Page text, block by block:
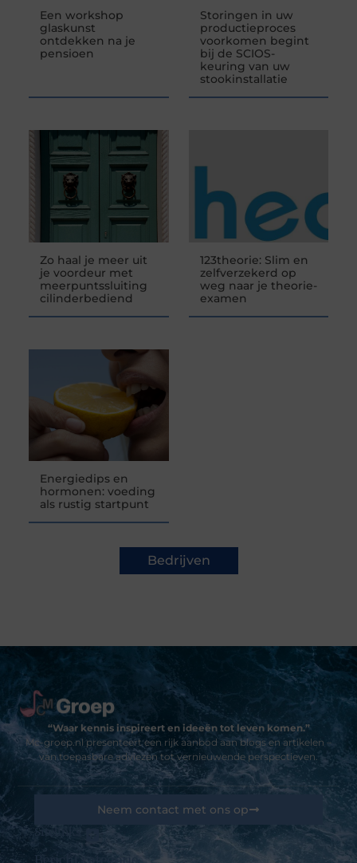
Een workshop
glaskunst
ontdekken na je
pensioen
Storingen in uw
productieproces
voorkomen begint
bij de SCIOS-
keuring van uw
stookinstallatie
Zo haal je meer uit
je voordeur met
meerpuntssluiting
cilinderbediend
123theorie: Slim en
zelfverzekerd op
weg naar je theorie-
examen
Energiedips en
hormonen: voeding
als rustig startpunt
Bedrijven
“Waar kennis inspireert en ideeën tot leven komen.”
Mc-groep.nl presenteert een rijk aanbod aan blogs en artikelen –
van toepasbare adviezen tot vernieuwende perspectieven.
Sitelinks
Bericht categorie
Neem contact met ons op